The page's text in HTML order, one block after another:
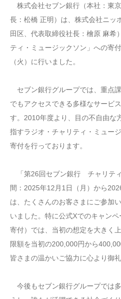
株式会社セブン銀行（本社：東
長：松橋 正明）は、株式会社ニッ
田区、代表取締役社長：檜原 麻希
ティ・ミュージックソン」への寄
（火）に行いました。
セブン銀行グループでは、重点
でもアクセスできる多様なサービ
す。2010年度より、目の不自由な
指すラジオ・チャリティ・ミュー
寄付を行っております。
「第26回セブン銀行 チャリテ
間：2025年12月1日（月）から
は、たくさんのお客さまにご参加
いました。特に公式Xでのキャン
寄付）では、当初の想定を大きく
限額を当初の200,000円から
皆さまの温かいご協力に心より御
今後もセブン銀行グループでは